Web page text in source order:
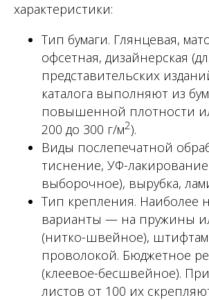
характеристики:
Тип бумаги. Глянцевая,
офсетная, дизайнерская
представительских
каталога выполняют из
повышенной плотности
200 до 300 г/м2).
Виды послепечатной
тиснение, УФ-
выборочное), вырубка,
Тип крепления. Наиболее
варианты — на пружины
(нитко-швейное),
проволокой. Бюджетное
(клеевое-бесшвейное).
листов от 100 их